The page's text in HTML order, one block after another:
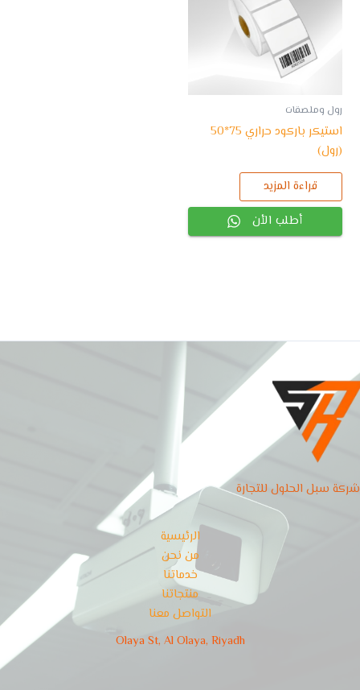
رول وملصقات
استيكر باركود حراري 75*50
(رول)
قراءة المزيد
أطلب الأن
شركة سبل الحلول للتجارة
الرئيسية
من نحن
خدماتنا
منتجاتنا
التواصل معنا
Olaya St, Al Olaya, Riyadh